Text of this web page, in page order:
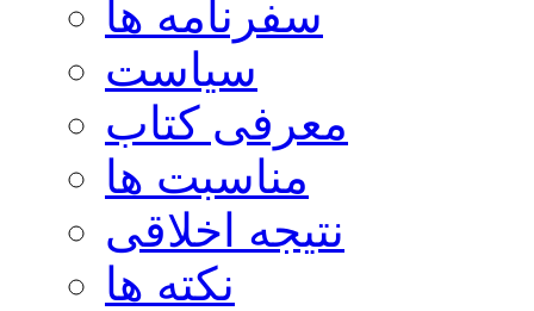
سفرنامه ها
سیاست
معرفی کتاب
مناسبت ها
نتیجه اخلاقی
نکته ها